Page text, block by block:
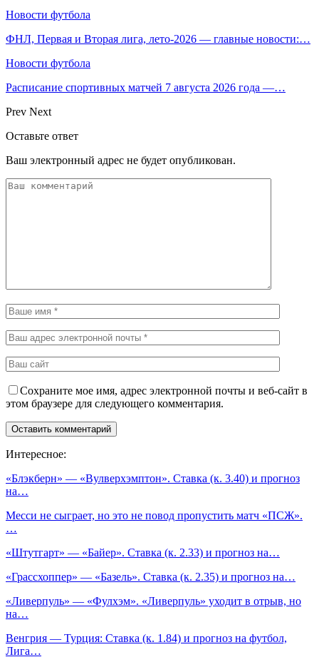
Новости футбола
ФНЛ, Первая и Вторая лига, лето-2026 — главные новости:…
Новости футбола
Расписание спортивных матчей 7 августа 2026 года —…
Prev Next
Оставьте ответ
Ваш электронный адрес не будет опубликован.
Сохраните мое имя, адрес электронной почты и веб-сайт в
этом браузере для следующего комментария.
Интересное:
«Блэкберн» — «Вулверхэмптон». Ставка (к. 3.40) и прогноз
на…
Месси не сыграет, но это не повод пропустить матч «ПСЖ».
…
«Штутгарт» — «Байер». Ставка (к. 2.33) и прогноз на…
«Грассхоппер» — «Базель». Ставка (к. 2.35) и прогноз на…
«Ливерпуль» — «Фулхэм». «Ливерпуль» уходит в отрыв, но
на…
Венгрия — Турция: Ставка (к. 1.84) и прогноз на футбол,
Лига…